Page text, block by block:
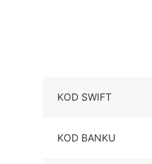
KOD SWIFT
KOD BANKU